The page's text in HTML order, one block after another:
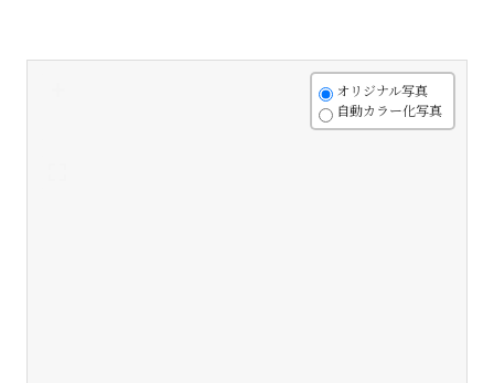
オリジナル写真
自動カラー化写真